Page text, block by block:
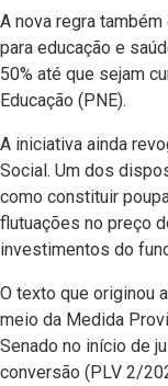
A nova regra
para educação e
50% até que sejam
Educação (PNE).
A iniciativa ainda
Social. Um dos
como constituir
flutuações no preço
investimentos do
O texto que originou
meio da Medida
Senado no início de
conversão (PLV 2/